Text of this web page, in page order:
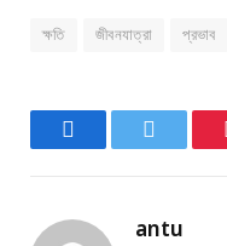
ক্ষতি জীবনযাত্রা প্রভাব
FacebookTwitter
antu